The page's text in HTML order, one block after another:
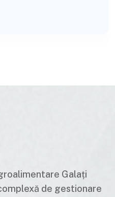
Galați
de gestionare